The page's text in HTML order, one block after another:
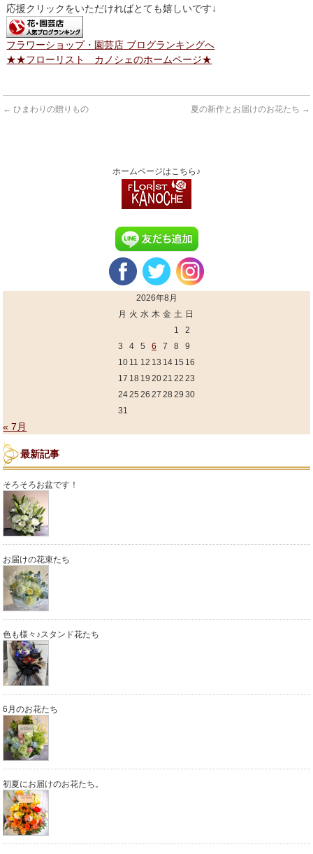
応援クリックをいただければとても嬉しいです↓
フラワーショップ・園芸店 ブログランキングへ
★★フローリスト カノシェのホームページ★
← ひまわりの贈りもの 夏の新作とお届けのお花たち →
ホームページはこちら♪
2026年8月
月 火 水 木 金 土 日
1
2
3
4 5 6 7 8
9
10 11 12 13 14 15 16
17 18 19 2021 22 23
2425 26 27 28 29 30
31
« 7月
最新記事
そろそろお盆です！
お届けの花束たち
色も様々♪スタンド花たち
6月のお花たち
初夏にお届けのお花たち。